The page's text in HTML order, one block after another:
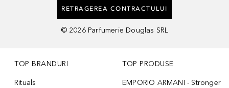
RETRAGEREA CONTRACTULUI
© 2026 Parfumerie Douglas SRL
TOP BRANDURI
Rituals
TOP PRODUSE
EMPORIO ARMANI - Stronger